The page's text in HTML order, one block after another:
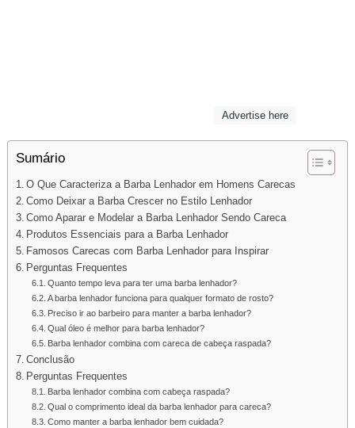
Advertise here
Sumário
O Que Caracteriza a Barba Lenhador em Homens Carecas
Como Deixar a Barba Crescer no Estilo Lenhador
Como Aparar e Modelar a Barba Lenhador Sendo Careca
Produtos Essenciais para a Barba Lenhador
Famosos Carecas com Barba Lenhador para Inspirar
Perguntas Frequentes
Quanto tempo leva para ter uma barba lenhador?
A barba lenhador funciona para qualquer formato de rosto?
Preciso ir ao barbeiro para manter a barba lenhador?
Qual óleo é melhor para barba lenhador?
Barba lenhador combina com careca de cabeça raspada?
Conclusão
Perguntas Frequentes
Barba lenhador combina com cabeça raspada?
Qual o comprimento ideal da barba lenhador para careca?
Como manter a barba lenhador bem cuidada?